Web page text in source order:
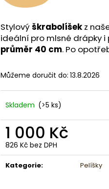
Stylovýškrabolíšek z
ideální pro mlsné drápky i
průměr 40 cm. Po
Můžeme doručit do: 13.8.2026
Skladem (>5 ks)
1 000 Kč
826 Kč bez DPH
Měrná
cena:
Kategorie: Pelíšky